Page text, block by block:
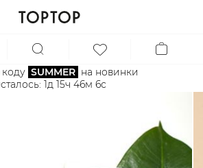
SUMMER на новинки
1д 15ч 46м 5с